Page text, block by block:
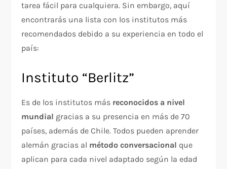
tarea fácil para cualquiera. Sin embargo, aquí
encontrarás una lista con los institutos más
recomendados debido a su experiencia en todo el
país:
Instituto “Berlitz”
Es de los institutos más reconocidos a nivel
mundial gracias a su presencia en más de 70
países, además de Chile. Todos pueden aprender
alemán gracias al método conversacional que
aplican para cada nivel adaptado según la edad